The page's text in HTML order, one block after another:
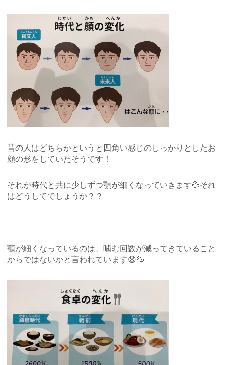
昔の人はどちらかというと四角い感じのしっかりとしたお
顔の形をしていたそうです！
それが時代と共に少しずつ顎が細くなっていきます💦それ
はどうしてでしょうか？？
顎が細くなっているのは、噛む回数が減ってきていること
からではないかと言われています😧💦